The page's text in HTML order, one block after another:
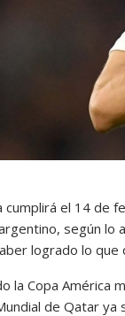
cumplirá el 14 de
según lo
logrado lo que
la Copa América
de Qatar ya